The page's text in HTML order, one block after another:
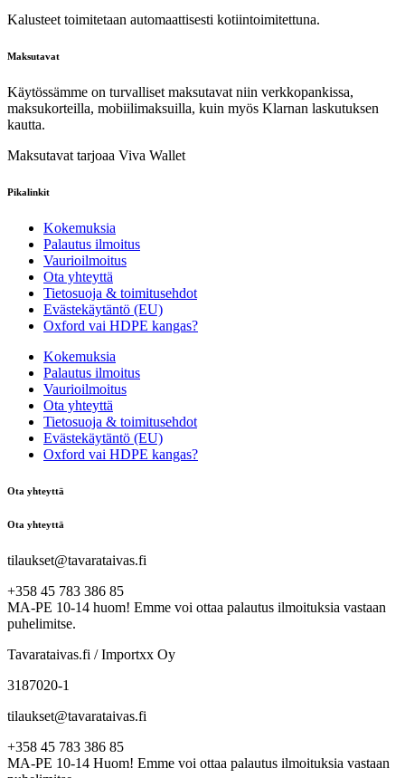
Kalusteet toimitetaan automaattisesti kotiintoimitettuna.
Maksutavat
Käytössämme on turvalliset maksutavat niin verkkopankissa,
maksukorteilla, mobiilimaksuilla, kuin myös Klarnan laskutuksen
kautta.
Maksutavat tarjoaa Viva Wallet
Pikalinkit
Kokemuksia
Palautus ilmoitus
Vaurioilmoitus
Ota yhteyttä
Tietosuoja & toimitusehdot
Evästekäytäntö (EU)
Oxford vai HDPE kangas?
Kokemuksia
Palautus ilmoitus
Vaurioilmoitus
Ota yhteyttä
Tietosuoja & toimitusehdot
Evästekäytäntö (EU)
Oxford vai HDPE kangas?
Ota yhteyttä
Ota yhteyttä
tilaukset@tavarataivas.fi
+358 45 783 386 85
MA-PE 10-14 huom! Emme voi ottaa palautus ilmoituksia vastaan
puhelimitse.
Tavarataivas.fi / Importxx Oy
3187020-1
tilaukset@tavarataivas.fi
+358 45 783 386 85
MA-PE 10-14 Huom! Emme voi ottaa palautus ilmoituksia vastaan